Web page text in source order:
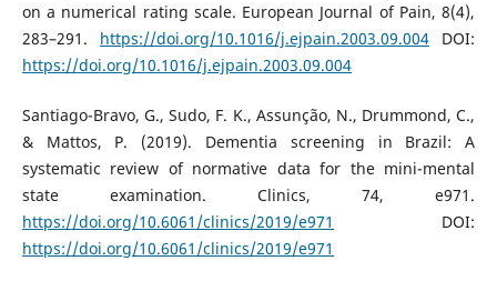
on a numerical rating scale. European Journal of Pain, 8(4),
283–291. https://doi.org/10.1016/j.ejpain.2003.09.004 DOI:
https://doi.org/10.1016/j.ejpain.2003.09.004
Santiago-Bravo, G., Sudo, F. K., Assunção, N., Drummond, C.,
& Mattos, P. (2019). Dementia screening in Brazil: A
systematic review of normative data for the mini-mental
state examination. Clinics, 74, e971.
https://doi.org/10.6061/clinics/2019/e971
DOI:
https://doi.org/10.6061/clinics/2019/e971